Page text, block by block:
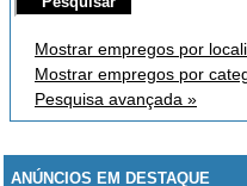
Mostrar empregos por
Mostrar empregos por
Pesquisa avançada »
ANÚNCIOS EM DESTAQUE